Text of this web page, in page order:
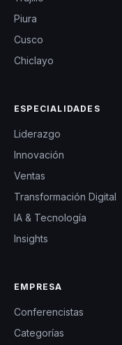
Piura
Cusco
Chiclayo
ESPECIALIDADES
Liderazgo
Innovación
Ventas
Transformación Digital
IA & Tecnología
Insights
EMPRESA
Conferencistas
Categorías